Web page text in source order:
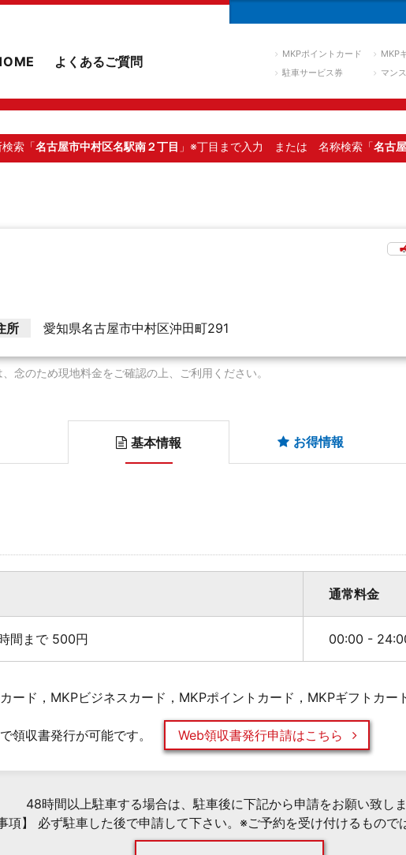
よくあるご質問 MKPポイントカード
MKP
駐車サービス券
マン
索「名古屋市中村区名駅南２丁目 」※丁目まで入力 または 名称検索「名古
所 愛知県名古屋市中村区沖田町291
念のため現地料金をご確認の上、ご利用ください。
基本情報 お得情報
通常料金
間まで 500円 00:00 -
ード，MKPビジネスカード，MKPポイントカード，MKPギフトカー
領収書発行が可能です。 Web領収書発行申請はこちら
48時間以上駐車する場合は、駐車後に下記から申請をお願い致し
事項】 必ず駐車した後で申請して下さい。※ご予約を受け付けるもので